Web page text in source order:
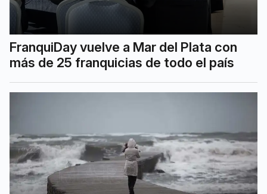
FranquiDay vuelve a Mar del Plata con
más de 25 franquicias de todo el país